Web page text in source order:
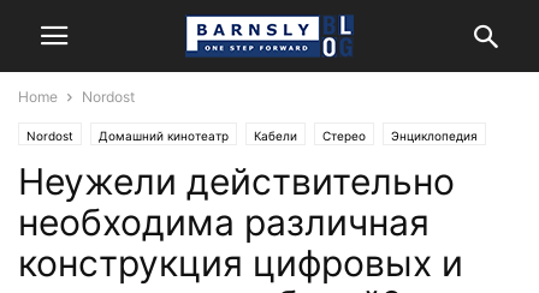
Home Nordost
Nordost Домашний кинотеатр Кабели Стерео Энциклопедия
Неужели действительно
необходима различная
конструкция цифровых и